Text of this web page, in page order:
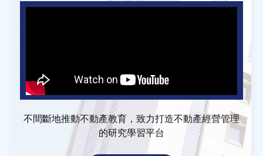
不間斷地推動不動產教育，致力打造不動產經營管理
的研究學習平台